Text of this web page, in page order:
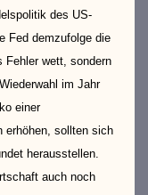
des US-
Fed demzufolge die
Fehler wett, sondern
im Jahr
einer
erhöhen, sollten sich
herausstellen.
auch noch